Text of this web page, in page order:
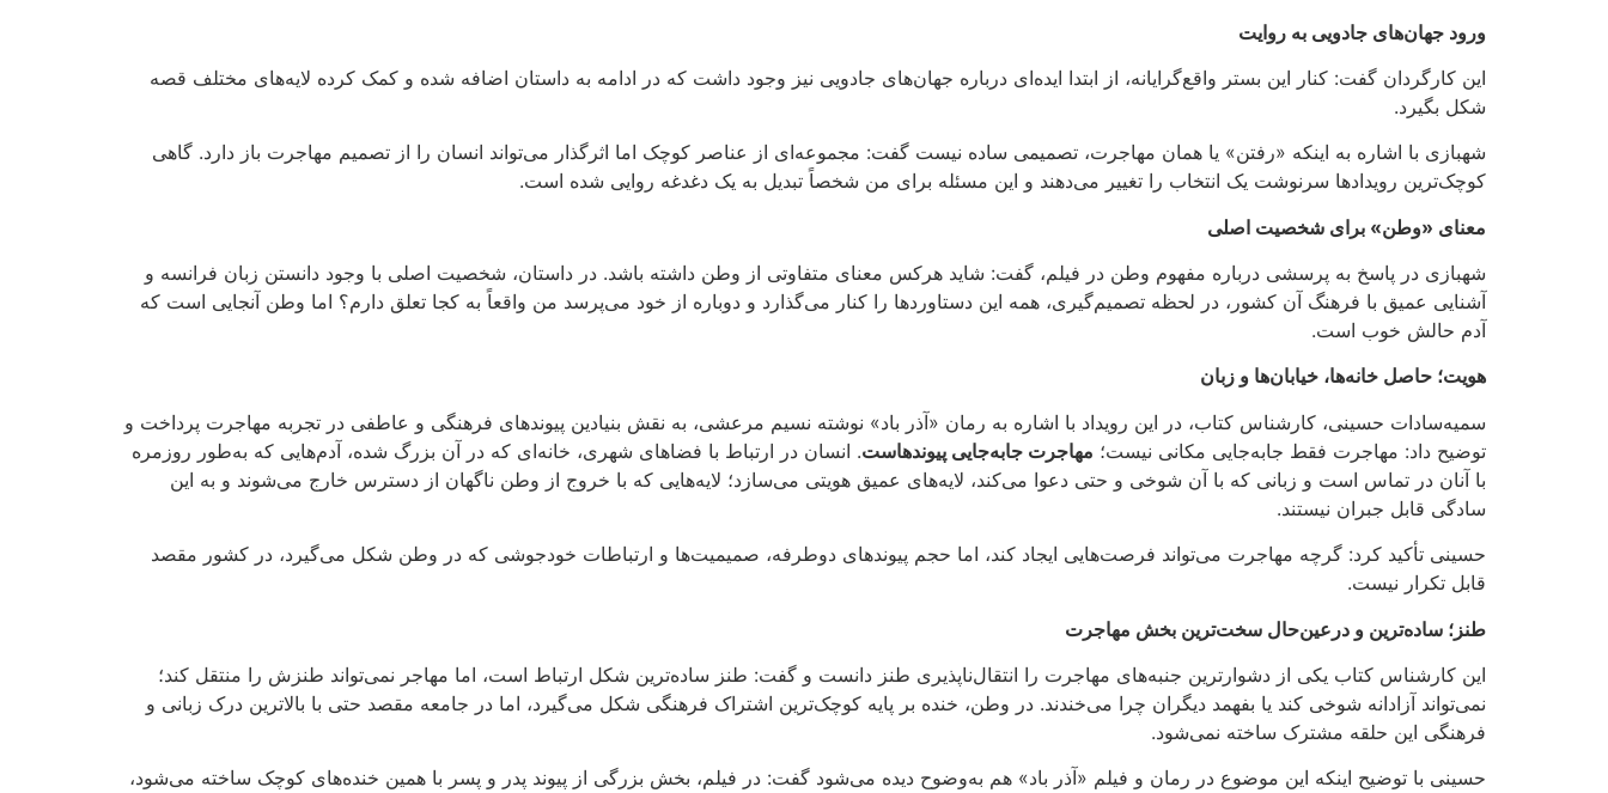
ورود جهان‌های جادویی به روایت
این کارگردان گفت: کنار این بستر واقع‌گرایانه، از ابتدا ایده‌ای درباره جهان‌های جادویی نیز وجود داشت که در ادامه به داستان اضافه شده و کمک کرده لایه‌های مختلف قصه
شکل بگیرد.
شهبازی با اشاره به اینکه «رفتن» یا همان مهاجرت، تصمیمی ساده نیست گفت: مجموعه‌ای از عناصر کوچک اما اثرگذار می‌تواند انسان را از تصمیم مهاجرت باز دارد. گاهی
کوچک‌ترین رویدادها سرنوشت یک انتخاب را تغییر می‌دهند و این مسئله برای من شخصاً تبدیل به یک دغدغه روایی شده است.
معنای «وطن» برای شخصیت اصلی
شهبازی در پاسخ به پرسشی درباره مفهوم وطن در فیلم، گفت: شاید هرکس معنای متفاوتی از وطن داشته باشد. در داستان، شخصیت اصلی با وجود دانستن زبان فرانسه و
آشنایی عمیق با فرهنگ آن کشور، در لحظه تصمیم‌گیری، همه این دستاوردها را کنار می‌گذارد و دوباره از خود می‌پرسد من واقعاً به کجا تعلق دارم؟ اما وطن آنجایی است که
آدم حالش خوب است.
هویت؛ حاصل خانه‌ها، خیابان‌ها و زبان
سمیه‌سادات حسینی، کارشناس کتاب، در این رویداد با اشاره به رمان «آذر باد» نوشته نسیم مرعشی، به نقش بنیادین پیوندهای فرهنگی و عاطفی در تجربه مهاجرت پرداخت و
توضیح داد: مهاجرت فقط جابه‌جایی مکانی نیست؛ مهاجرت جابه‌جایی پیوندهاست. انسان در ارتباط با فضاهای شهری، خانه‌ای که در آن بزرگ شده، آدم‌هایی که به‌طور روزمره
با آنان در تماس است و زبانی که با آن شوخی و حتی دعوا می‌کند، لایه‌های عمیق هویتی می‌سازد؛ لایه‌هایی که با خروج از وطن ناگهان از دسترس خارج می‌شوند و به این
سادگی قابل جبران نیستند.
حسینی تأکید کرد: گرچه مهاجرت می‌تواند فرصت‌هایی ایجاد کند، اما حجم پیوندهای دوطرفه، صمیمیت‌ها و ارتباطات خودجوشی که در وطن شکل می‌گیرد، در کشور مقصد
قابل تکرار نیست.
طنز؛ ساده‌ترین و درعین‌حال سخت‌ترین بخش مهاجرت
این کارشناس کتاب یکی از دشوارترین جنبه‌های مهاجرت را انتقال‌ناپذیری طنز دانست و گفت: طنز ساده‌ترین شکل ارتباط است، اما مهاجر نمی‌تواند طنزش را منتقل کند؛
نمی‌تواند آزادانه شوخی کند یا بفهمد دیگران چرا می‌خندند. در وطن، خنده بر پایه کوچک‌ترین اشتراک فرهنگی شکل می‌گیرد، اما در جامعه مقصد حتی با بالاترین درک زبانی و
فرهنگی این حلقه مشترک ساخته نمی‌شود.
حسینی با توضیح اینکه این موضوع در رمان و فیلم «آذر باد» هم به‌وضوح دیده می‌شود گفت: در فیلم، بخش بزرگی از پیوند پدر و پسر با همین خنده‌های کوچک ساخته می‌شود،